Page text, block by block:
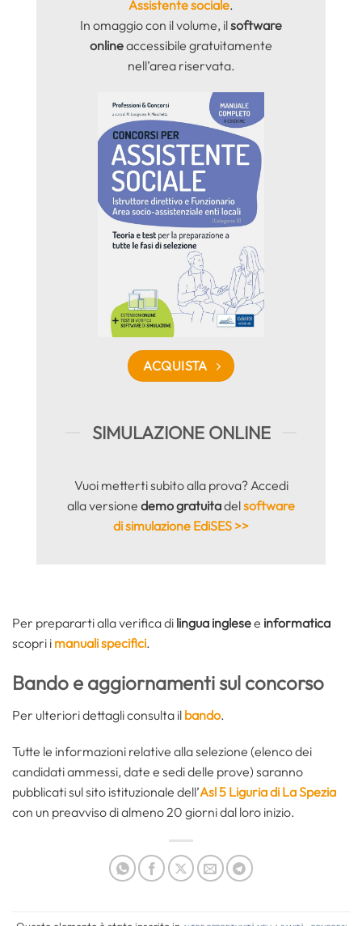
Assistente sociale.
In omaggio con il volume, ilsoftware
onlineaccessibile gratuitamente
nell’area riservata.
ACQUISTA
SIMULAZIONE ONLINE
Vuoi metterti subito alla prova? Accedi
alla versione demo gratuitadelsoftware
di simulazione EdiSES >>
Per prepararti alla verifica di lingua inglesee informatica
scopri i manuali specifici.
Bando e aggiornamenti sul concorso
Per ulteriori dettagli consulta il bando.
Tutte le informazioni relative alla selezione (elenco dei
candidati ammessi, date e sedi delle prove) saranno
pubblicati sul sito istituzionale dell’Asl 5 Liguria di La Spezia
con un preavviso di almeno 20 giorni dal loro inizio.